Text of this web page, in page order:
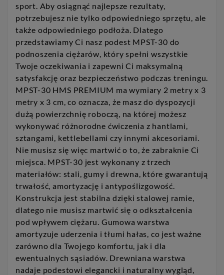
sport. Aby osiągnąć najlepsze rezultaty,
potrzebujesz nie tylko odpowiedniego sprzętu, ale
także odpowiedniego podłoża. Dlatego
przedstawiamy Ci nasz podest MPST-30 do
podnoszenia ciężarów, który spełni wszystkie
Twoje oczekiwania i zapewni Ci maksymalną
satysfakcję oraz bezpieczeństwo podczas treningu.
MPST-30 HMS PREMIUM ma wymiary 2 metry x 3
metry x 3 cm, co oznacza, że masz do dyspozycji
dużą powierzchnię roboczą, na której możesz
wykonywać różnorodne ćwiczenia z hantlami,
sztangami, kettlebellami czy innymi akcesoriami.
Nie musisz się więc martwić o to, że zabraknie Ci
miejsca. MPST-30 jest wykonany z trzech
materiałów: stali, gumy i drewna, które gwarantują
trwałość, amortyzację i antypoślizgowość.
Konstrukcja jest stabilna dzięki stalowej ramie,
dlatego nie musisz martwić się o odkształcenia
pod wpływem ciężaru. Gumowa warstwa
amortyzuje uderzenia i tłumi hałas, co jest ważne
zarówno dla Twojego komfortu, jak i dla
ewentualnych sąsiadów. Drewniana warstwa
nadaje podestowi elegancki i naturalny wygląd,